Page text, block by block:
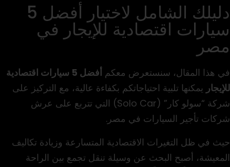
دليلك الشامل لاختيار أفضل 5
سيارات اقتصادية للإيجار في
مصر
في هذا المقال، سنستعرض معكم
أفضل 5 سيارات اقتصادية
للإيجار يمكنها تلبية احتياجاتكم بكفاءة عالية، مع التركيز على
شركة “سولو كار” (Solo Car) التي تتربع على عرش
شركات تأجير السيارات في مصر.
حيث في ظل التغيرات الاقتصادية المتسارعة وزيادة تكاليف
المعيشة، أصبح البحث عن وسيلة تنقل تجمع بين الراحة